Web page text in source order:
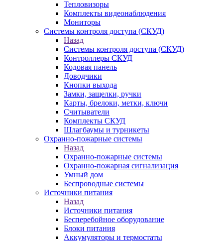
Тепловизоры
Комплекты видеонаблюдения
Мониторы
Системы контроля доступа (СКУД)
Назад
Системы контроля доступа (СКУД)
Контроллеры СКУД
Кодовая панель
Доводчики
Кнопки выхода
Замки, защелки, ручки
Карты, брелоки, метки, ключи
Считыватели
Комплекты СКУД
Шлагбаумы и турникеты
Охранно-пожарные системы
Назад
Охранно-пожарные системы
Охранно-пожарная сигнализация
Умный дом
Беспроводные системы
Источники питания
Назад
Источники питания
Бесперебойное оборудование
Блоки питания
Аккумуляторы и термостаты